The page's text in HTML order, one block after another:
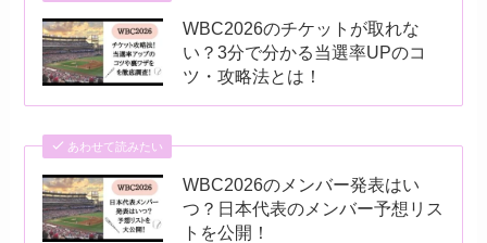
WBC2026のチケットが取れな
い？3分で分かる当選率UPのコ
ツ・攻略法とは！
あわせて読みたい
WBC2026のメンバー発表はい
つ？日本代表のメンバー予想リス
トを公開！